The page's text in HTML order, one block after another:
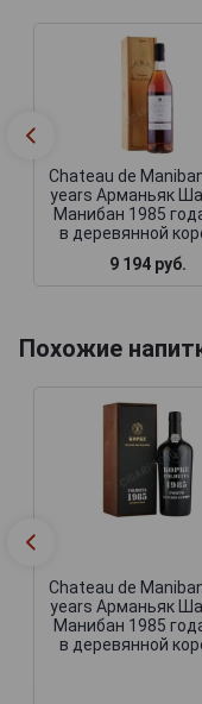
Chateau de
years Арманьяк
Манибан 1985
в деревянной
9 194 руб.
Похожие
Chateau de
years Арманьяк
Манибан 1985
в деревянной